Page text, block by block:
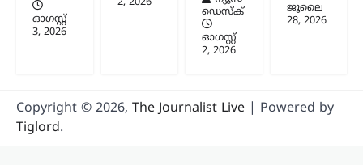
ഓഗസ്റ്റ്‌
3, 2026
2, 2026
ഡെസ്ക്
ഓഗസ്റ്റ്‌
2, 2026
ജൂലൈ
28, 2026
Copyright © 2026, The Journalist Live | Powered by
Tiglord.